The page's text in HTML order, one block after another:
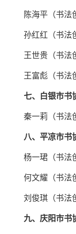
陈海平（书法
孙红红（书法
王世贵（书法
王富彪（书法
七、白银市书
秦一莉（书法
八、平凉市书
杨一珺（书法
何文耀（书法
刘俊琪（书法
九、庆阳市书